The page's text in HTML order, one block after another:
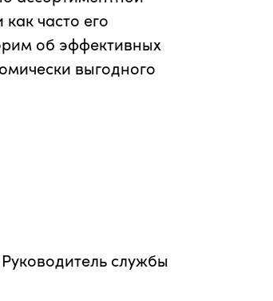
часто его
об эффективных
выгодного
службы